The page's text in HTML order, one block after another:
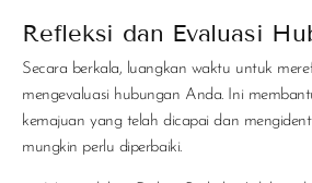
Refleksi dan Evaluasi
Secara berkala, luangkan waktu untuk
mengevaluasi hubungan Anda. Ini
kemajuan yang telah dicapai dan
mungkin perlu diperbaiki.